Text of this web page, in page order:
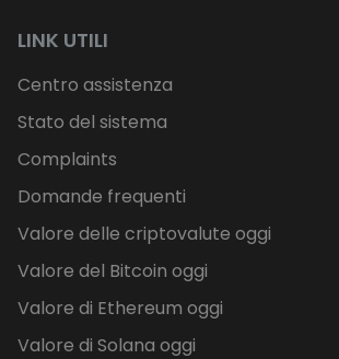
LINK UTILI
Centro assistenza
Stato del sistema
Complaints
Domande frequenti
Valore delle criptovalute oggi
Valore del Bitcoin oggi
Valore di Ethereum oggi
Valore di Solana oggi